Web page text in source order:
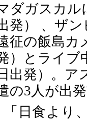
ダガスカル
発） 、ザ
征の飯島カ
）とライブ
出発）。ア
の3人が出
「日食より